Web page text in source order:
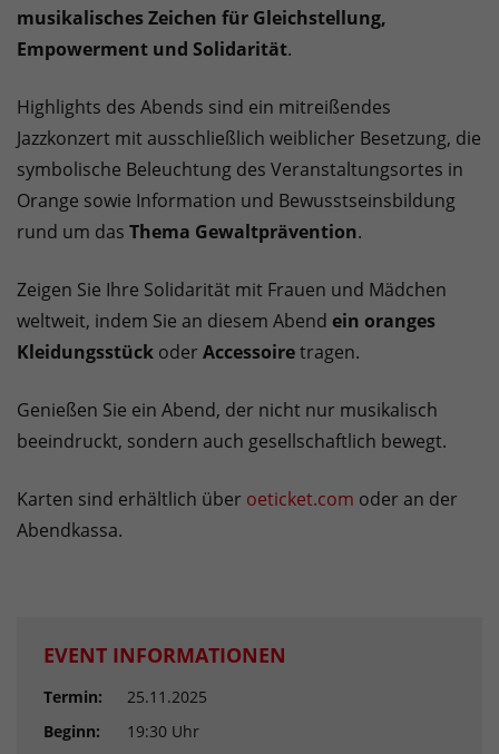
musikalisches Zeichen für Gleichstellung,
Empowerment und Solidarität.
Highlights des Abends sind ein mitreißendes
Jazzkonzert mit ausschließlich weiblicher Besetzung, die
symbolische Beleuchtung des Veranstaltungsortes in
Orange sowie Information und Bewusstseinsbildung
rund um das Thema Gewaltprävention.
Zeigen Sie Ihre Solidarität mit Frauen und Mädchen
weltweit, indem Sie an diesem Abend ein oranges
Kleidungsstück oder Accessoiretragen.
Genießen Sie ein Abend, der nicht nur musikalisch
beeindruckt, sondern auch gesellschaftlich bewegt.
Karten sind erhältlich über oeticket.com oder an der
Abendkassa.
EVENT INFORMATIONEN
Termin:
25.11.2025
Beginn:
19:30 Uhr